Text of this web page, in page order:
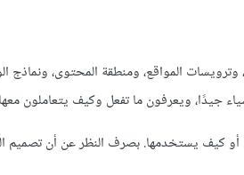
المواقع، ومنطقة المحتوى، ونماذج
جيدًا، ويعرفون ما تفعل وكيف يتعاملون
كيف يستخدمها. بصرف النظر عن أن تصميم